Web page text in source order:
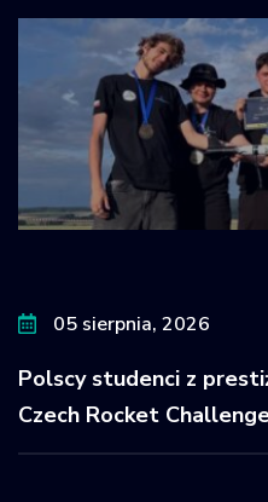
05 sierpnia, 2026
Polscy studenci z
Czech Rocket